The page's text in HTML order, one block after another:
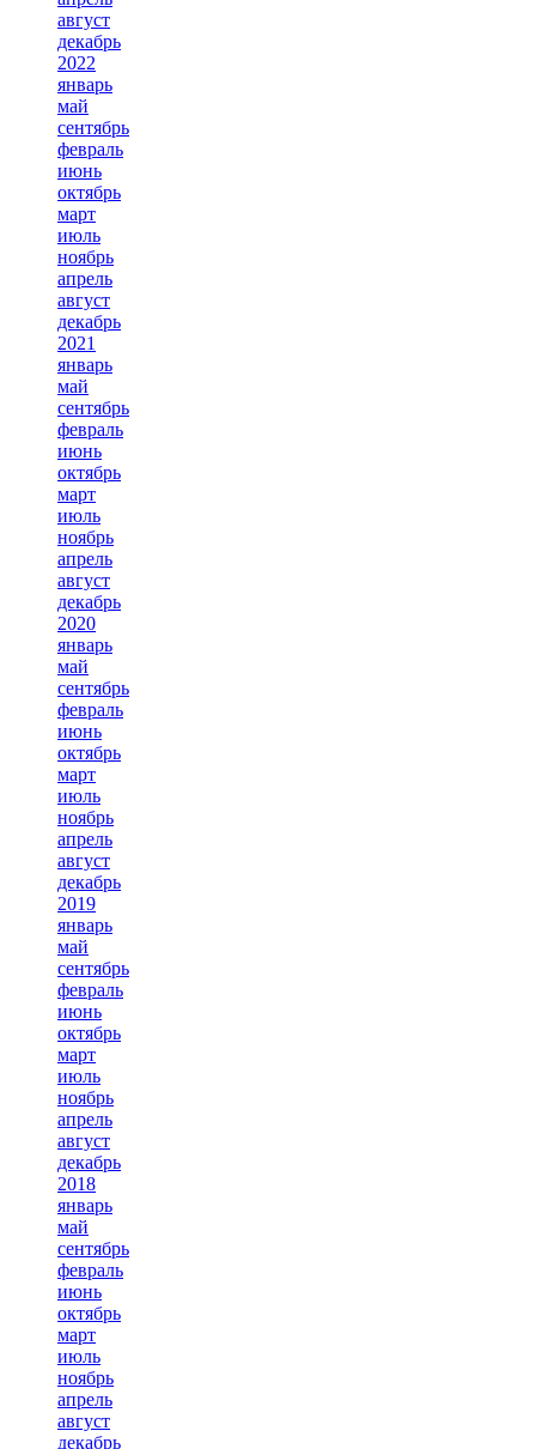
август
декабрь
2022
январь
май
сентябрь
февраль
июнь
октябрь
март
июль
ноябрь
апрель
август
декабрь
2021
январь
май
сентябрь
февраль
июнь
октябрь
март
июль
ноябрь
апрель
август
декабрь
2020
январь
май
сентябрь
февраль
июнь
октябрь
март
июль
ноябрь
апрель
август
декабрь
2019
январь
май
сентябрь
февраль
июнь
октябрь
март
июль
ноябрь
апрель
август
декабрь
2018
январь
май
сентябрь
февраль
июнь
октябрь
март
июль
ноябрь
апрель
август
декабрь